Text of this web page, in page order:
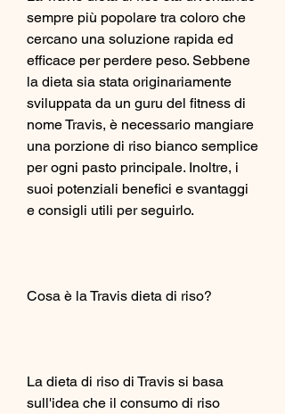
sempre più popolare tra coloro che
cercano una soluzione rapida ed
efficace per perdere peso. Sebbene
la dieta sia stata originariamente
sviluppata da un guru del fitness di
nome Travis, è necessario mangiare
una porzione di riso bianco semplice
per ogni pasto principale. Inoltre, i
suoi potenziali benefici e svantaggi
e consigli utili per seguirlo.
Cosa è la Travis dieta di riso?
La dieta di riso di Travis si basa
sull'idea che il consumo di riso